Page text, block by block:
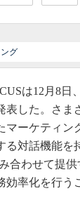
グ
は12月8日
表した。さ
ーケティン
る対話機能
み合わせて
率化を行う